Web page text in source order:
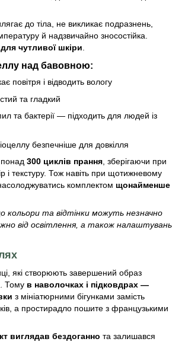
до тіла, не викликає подразнень,
й надзвичайно зносостійка.
чутливої шкіри
над бавовною:
повітря і відводить вологу
та гладкий
та бактерії — підходить для людей із
безпечніше для довкілля
300 циклів прання , зберігаючи при
і текстуру. Тож навіть при щотижневому
комплектом щонайменше
кольори та відтінки можуть незначно
від освітлення, а також налаштувань
які створюють завершений образ
Тому в наволочках і підковдрах —
з мініатюрними бігунками замість
а простирадло пошите з французькими
виглядав бездоганно та залишався